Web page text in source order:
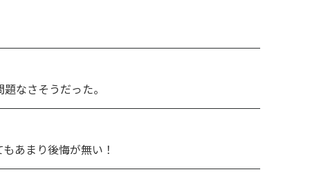
なさそうだった。
あまり後悔が無い！